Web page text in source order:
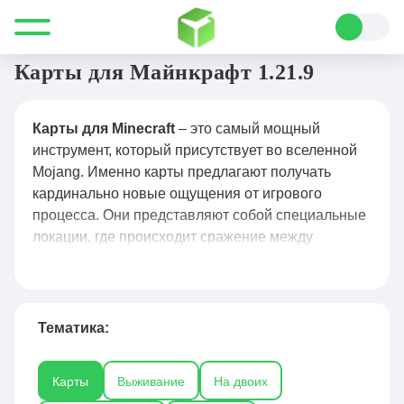
Все для Minecraft Карты
Карты для Майнкрафт 1.21.9
Карты для Minecraft – это самый мощный
инструмент, который присутствует во вселенной
Mojang. Именно карты предлагают получать
кардинально новые ощущения от игрового
процесса. Они представляют собой специальные
локации, где происходит сражение между
Minecraftи становятся лучшим инструментом,
времяпровождения в одиночку или со своими
друзьями. Обращаясь к ним, можно побывать в
Тематика:
Карты Выживание На двоих